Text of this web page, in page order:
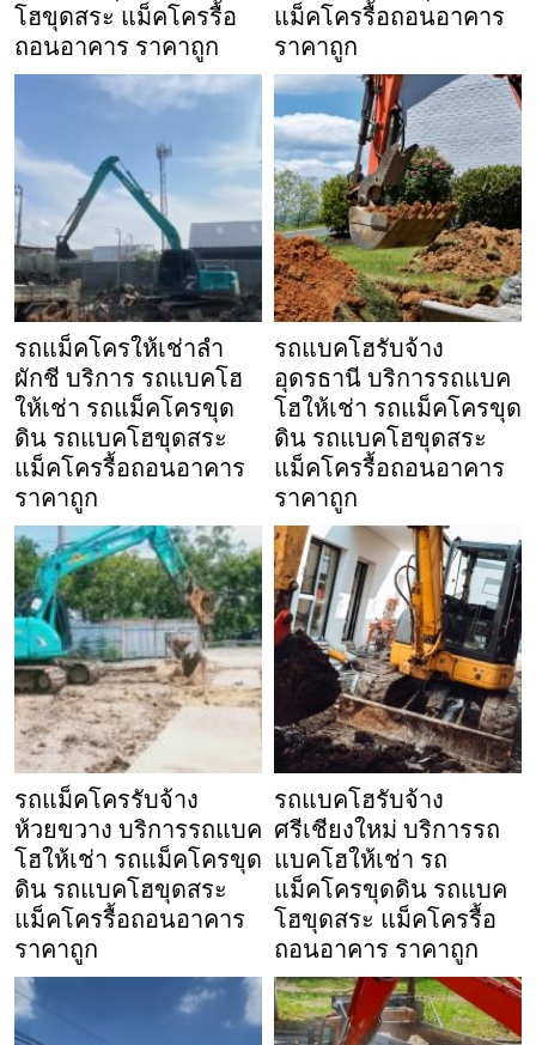
โฮขุดสระ แม็คโครรื้อ
ถอนอาคาร ราคาถูก
แม็คโครรื้อถอนอาคาร
ราคาถูก
รถแม็คโครให้เช่าลำ
ผักชี บริการ รถแบคโฮ
ให้เช่า รถแม็คโครขุด
ดิน รถแบคโฮขุดสระ
แม็คโครรื้อถอนอาคาร
ราคาถูก
รถแบคโฮรับจ้าง
อุดรธานี บริการรถแบค
โฮให้เช่า รถแม็คโครขุด
ดิน รถแบคโฮขุดสระ
แม็คโครรื้อถอนอาคาร
ราคาถูก
รถแม็คโครรับจ้าง
ห้วยขวาง บริการรถแบค
โฮให้เช่า รถแม็คโครขุด
ดิน รถแบคโฮขุดสระ
แม็คโครรื้อถอนอาคาร
ราคาถูก
รถแบคโฮรับจ้าง
ศรีเชียงใหม่ บริการรถ
แบคโฮให้เช่า รถ
แม็คโครขุดดิน รถแบค
โฮขุดสระ แม็คโครรื้อ
ถอนอาคาร ราคาถูก